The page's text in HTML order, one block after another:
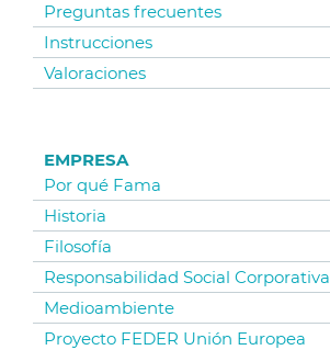
Preguntas frecuentes
Instrucciones
Valoraciones
EMPRESA
Por qué Fama
Historia
Filosofía
Responsabilidad Social Corporativa
Medioambiente
Proyecto FEDER Unión Europea